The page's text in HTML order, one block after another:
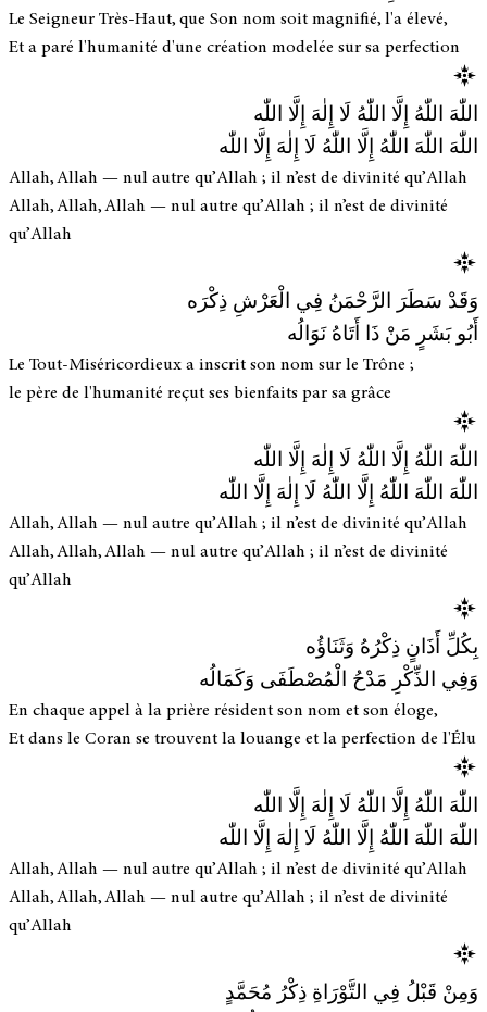
Le Seigneur Très-Haut, que Son nom soit magnifié, l'a élevé,
Et a paré l'humanité d'une création modelée sur sa perfection
اللّٰهَ اللّٰهُ إِلَّا اللّٰهُ لَا إِلٰهَ إِلَّا اللّٰه
اللّٰهَ اللّٰهَ اللّٰهُ إِلَّا اللّٰهُ لَا إِلٰهَ إِلَّا اللّٰه
Allah, Allah — nul autre qu’Allah ; il n’est de divinité qu’Allah
Allah, Allah, Allah — nul autre qu’Allah ; il n’est de divinité
qu’Allah
وَقَدْ سَطَرَ الرَّحْمَنُ فِي الْعَرْشِ ذِكْرَه
أَبُو بَشَرٍ مَنْ ذَا أَتَاهُ نَوَالُه
Le Tout-Miséricordieux a inscrit son nom sur le Trône ;
le père de l'humanité reçut ses bienfaits par sa grâce
اللّٰهَ اللّٰهُ إِلَّا اللّٰهُ لَا إِلٰهَ إِلَّا اللّٰه
اللّٰهَ اللّٰهَ اللّٰهُ إِلَّا اللّٰهُ لَا إِلٰهَ إِلَّا اللّٰه
Allah, Allah — nul autre qu’Allah ; il n’est de divinité qu’Allah
Allah, Allah, Allah — nul autre qu’Allah ; il n’est de divinité
qu’Allah
بِكُلِّ أَذَانٍ ذِكْرُهُ وَثَنَاؤُه
وَفِي الذِّكْرِ مَدْحُ الْمُصْطَفَى وَكَمَالُه
En chaque appel à la prière résident son nom et son éloge,
Et dans le Coran se trouvent la louange et la perfection de l'Élu
اللّٰهَ اللّٰهُ إِلَّا اللّٰهُ لَا إِلٰهَ إِلَّا اللّٰه
اللّٰهَ اللّٰهَ اللّٰهُ إِلَّا اللّٰهُ لَا إِلٰهَ إِلَّا اللّٰه
Allah, Allah — nul autre qu’Allah ; il n’est de divinité qu’Allah
Allah, Allah, Allah — nul autre qu’Allah ; il n’est de divinité
qu’Allah
وَمِنْ قَبْلُ فِي التَّوْرَاةِ ذِكْرُ مُحَمَّدٍ